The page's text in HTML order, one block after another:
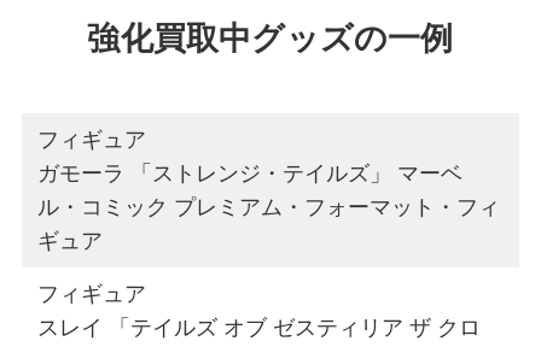
強化買取中グッズの一例
フィギュア
ガモーラ 「ストレンジ・テイルズ」 マーベ
ル・コミック プレミアム・フォーマット・フィ
ギュア
フィギュア
スレイ 「テイルズ オブ ゼスティリア ザ クロ